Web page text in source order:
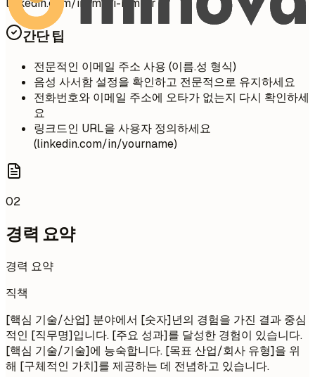
linkedin.com/in/minji-kim-ar
간단 팁
전문적인 이메일 주소 사용 (이름.성 형식)
음성 사서함 설정을 확인하고 전문적으로 유지하세요
전화번호와 이메일 주소에 오타가 없는지 다시 확인하세
요
링크드인 URL을 사용자 정의하세요
(linkedin.com/in/yourname)
02
경력 요약
경력 요약
직책
[핵심 기술/산업] 분야에서 [숫자]년의 경험을 가진 결과 중심
적인 [직무명]입니다. [주요 성과]를 달성한 경험이 있습니다.
[핵심 기술/기술]에 능숙합니다. [목표 산업/회사 유형]을 위
해 [구체적인 가치]를 제공하는 데 전념하고 있습니다.